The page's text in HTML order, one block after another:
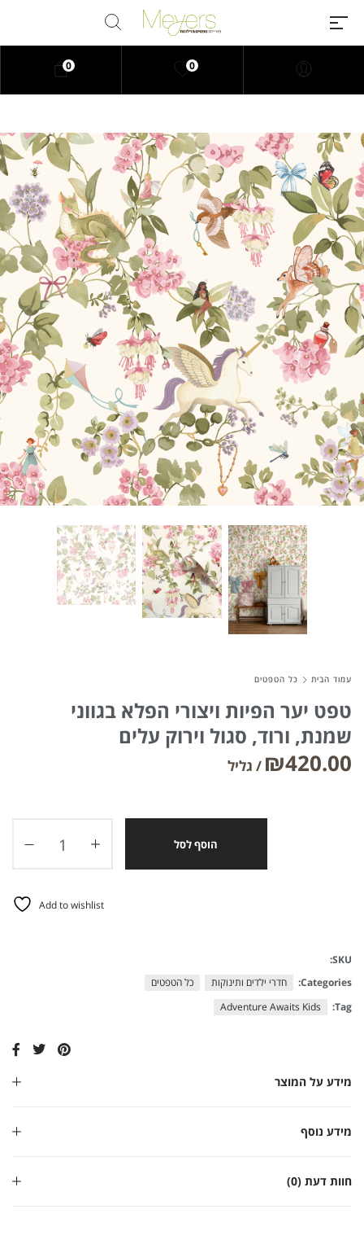
Millions of people around the
world visit Envato to buy and sell
creative assets, use smart design
templates, learn creative skills or
even hire freelancers. With an
industry-leading marketplace
paired with an unlimited
subscription service, Envato
helps creatives like you get
projects done faster.
About Envato
Careers
Privacy Policy
Community
Blog
Forums
0
0
עמוד הבית כל הטפטים
טפט יער הפיות ויצורי הפלא בגווני
שמנת, ורוד, סגול וירוק עלים
₪420.00
הוסף לסל
Add to wishlist
מידע על המוצר
מידע נוסף
חוות דעת (0)
SKU:
Categories:
חדרי ילדים ותינוקות
כל הטפטים
Tag:
Adventure Awaits Kids